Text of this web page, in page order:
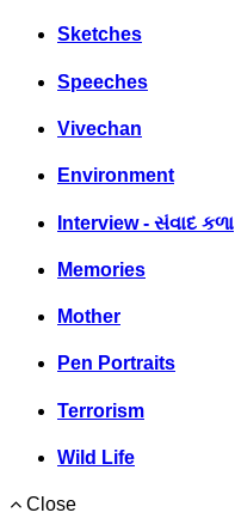
Sketches
Speeches
Vivechan
Environment
Interview - સંવાદ કળા
Memories
Mother
Pen Portraits
Terrorism
Wild Life
Close